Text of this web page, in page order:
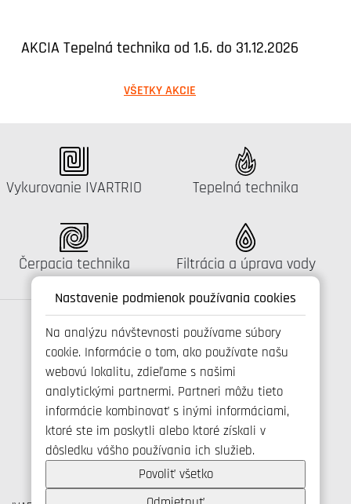
Nastavenie podmienok používania cookies
Na analýzu návštevnosti používame súbory
cookie. Informácie o tom, ako používate našu
webovú lokalitu, zdieľame s našimi
analytickými partnermi. Partneri môžu tieto
informácie kombinovať s inými informáciami,
ktoré ste im poskytli alebo ktoré získali v
dôsledku vášho používania ich služieb.
Povoliť všetko
AKCIA Tepelná technika od 1.6. do 31.12.2026
VŠETKY AKCIE
Katalógus:
Vykurovanie IVARTRIO Katalógus:
Tepelná technika
Katalógus:
Čerpacia technika Katalógus:
Filtrácia a úprava vody
Spojte se s námi
+421 346 214 431
info@ivarsk.sk
Ochrana osobných údajov
Cookies